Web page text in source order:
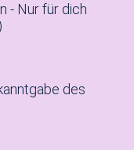
- Nur für dich
des